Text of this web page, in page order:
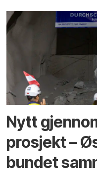
Nytt
prosjekt –
bundet